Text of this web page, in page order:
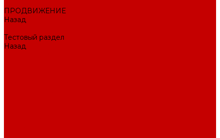
ПРОДВИЖЕНИЕ
Назад
Тестовый раздел
Назад